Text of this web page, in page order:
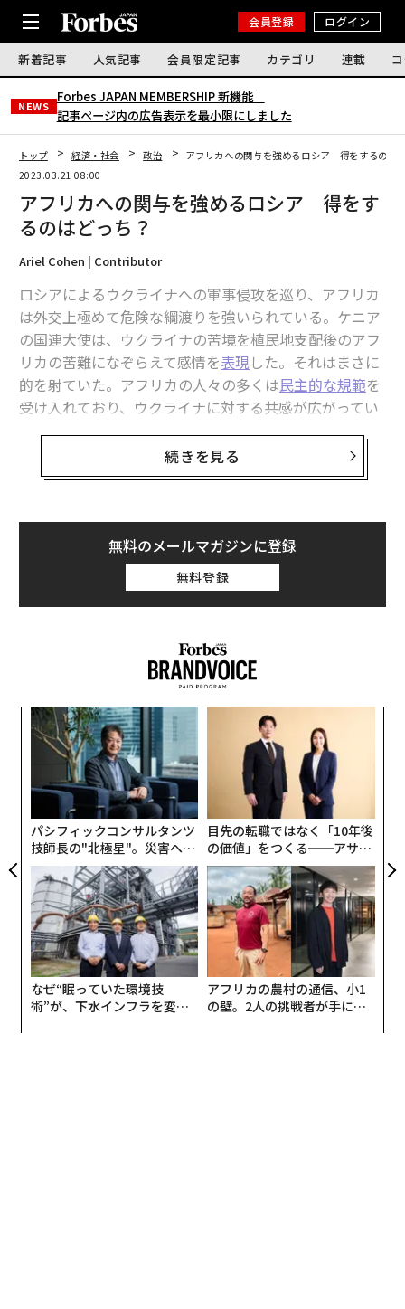
会員登録 ログイン
新着記事 人気記事 会員限定記事 カテゴリ 連載
NEWS
Forbes JAPAN MEMBERSHIP 新機能｜
記事ページ内の広告表示を最小限にしました
トップ 経済・社会 政治
アフリカへの関与を強めるロシア 得をするのは
2023.03.21 08:00
アフリカへの関与を強めるロシア 得をす
るのはどっち？
Ariel Cohen | Contributor
ロシアによるウクライナへの軍事侵攻を巡り、アフリカ
は外交上極めて危険な綱渡りを強いられている。ケニア
の国連大使は、ウクライナの苦境を植民地支配後のアフ
リカの苦難になぞらえて感情を表現 した。それはまさに
的を射ていた。アフリカの人々の多くは民主的な規範を
受け入れており、ウクライナに対する共感が広がってい
るとの調査結果もある。
だが、残念ながら、広範な共感が国の政策に反映される
念からロシア産の食料に依存しており、ウクライナ侵攻
からは距離を置かざるを得ないのが現状だ。こうした食
料依存に加え、ロシアは資源外交や軍事展開の方針を変
えることで、アフリカにおける外交戦略を強化しつつあ
る。
他方で、ロシアへの食料依存とは裏腹に、アフリカは西
側諸国による対ロシア制裁からかなりの恩恵を受けてい
る。ロシアが欧州市場から締め出されていることで、ア
フリカ諸国にとっては競争相手が減り、自国産の商品価
値が高まることになるからだ。エネルギー資源を必要と
している欧州を救うことができるのはアフリカであるこ
とは明らかで、こうした背景では、アフリカ側にとって
は有利で安定した取引の契約を結ぶことができる。これ
はアフリカの経済発展に不可欠な要素でもある。
続きを見る
無料のメールマガジンに登録
無料登録
パシフィックコンサルタンツ
技師長の"北極星"。災害への
無力感を乗り越え見つけた、
防災一筋20年の答え
目先の転職ではなく「10年後
の価値」をつくる──アサイ
ンの長期伴走型支援とは
なぜ“眠っていた環境技
術”が、下水インフラを変え
アフリカの農村の通信、小1
の壁。2人の挑戦者が手にし